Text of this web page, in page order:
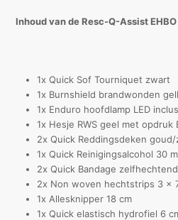
Inhoud van de Resc-Q-Assist
1x Quick Sof Tourniquet zwart
1x Burnshield brandwonden
1x Enduro hoofdlamp LED
1x Hesje RWS geel met opdruk
2x Quick Reddingsdeken
1x Quick Reinigingsalcohol 30
2x Quick Bandage
2x Non woven hechtstrips 3 x
1x Allesknipper 18 cm
1x Quick elastisch hydrofiel 6